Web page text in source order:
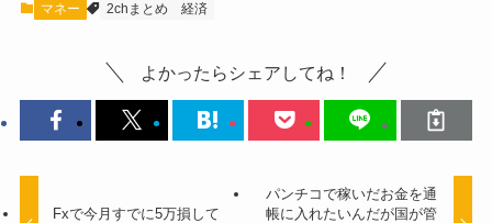
マネー 2chまとめ 経済
よかったらシェアしてね！
Fxで今月すでに5万損して
パンチコで稼いだお金を通
帳に入れたいんだが国が管